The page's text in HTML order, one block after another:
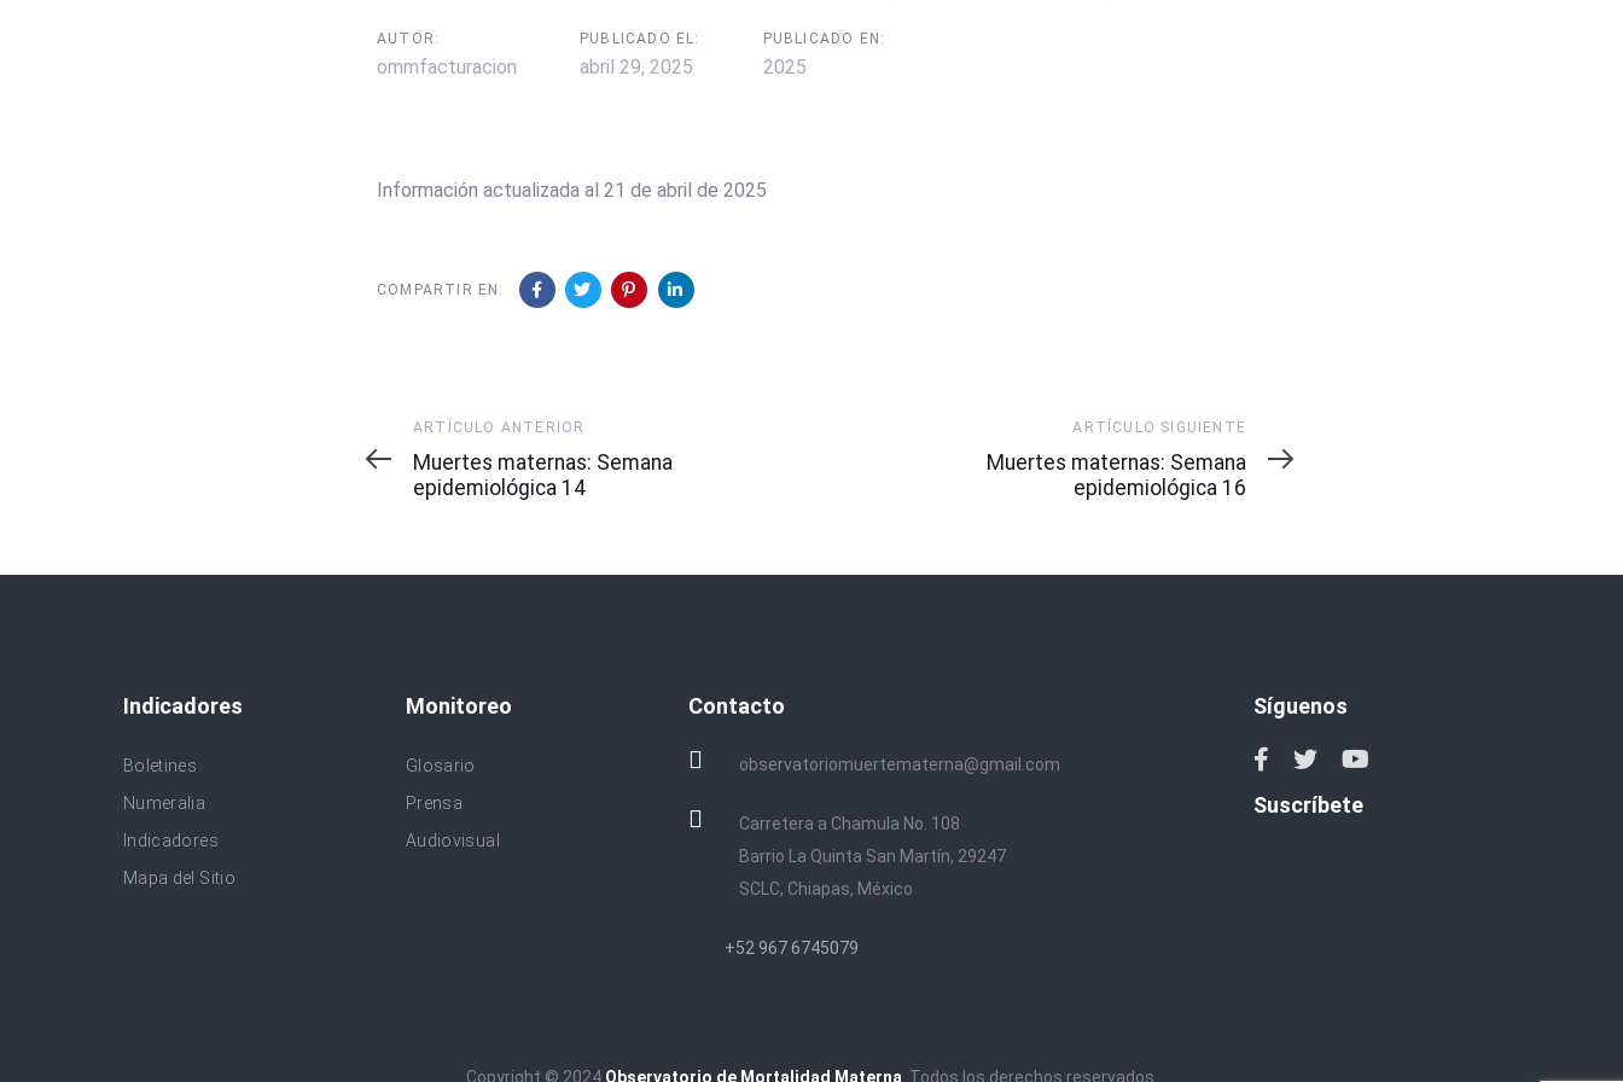
AUTOR:
ommfacturacion
PUBLICADO EL:
abril 29, 2025
PUBLICADO EN:
2025
Información actualizada al 21 de abril de 2025
COMPARTIR EN:
Artículo
Anterior
ARTÍCULO ANTERIOR
Muertes maternas: Semana
epidemiológica 14
Siguiente
ARTÍCULO SIGUIENTE
Muertes maternas: Semana
epidemiológica 16
Indicadores
Boletines
Numeralia
Indicadores
Mapa del Sitio
Monitoreo
Glosario
Prensa
Audiovisual
Contacto
observatoriomuertematerna@gmail.com
Carretera a Chamula No. 108
Barrio La Quinta San Martín, 29247
SCLC, Chiapas, México
+52 967 6745079
Síguenos
Suscríbete
Copyright © 2024 Observatorio de Mortalidad Materna . Todos los derechos reservados.